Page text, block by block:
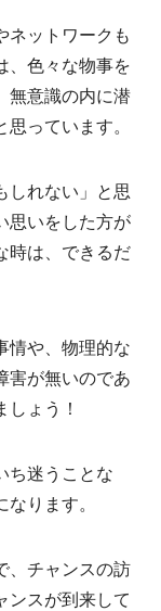
ネットワークも
、色々な物事を
無意識の内に潜
っています。
しれない」と思
思いをした方が
時は、できるだ
情や、物理的な
害が無いのであ
ょう！
ち迷うことな
ります。
、チャンスの訪
ンスが到来して